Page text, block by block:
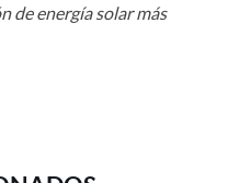
de energía solar más